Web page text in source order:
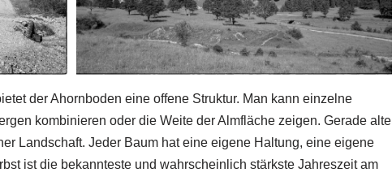
der Ahornboden eine offene Struktur. Man kann einzelne
kombinieren oder die Weite der Almfläche zeigen. Gerade alte
Landschaft. Jeder Baum hat eine eigene Haltung, eine eigene
ist die bekannteste und wahrscheinlich stärkste Jahreszeit am